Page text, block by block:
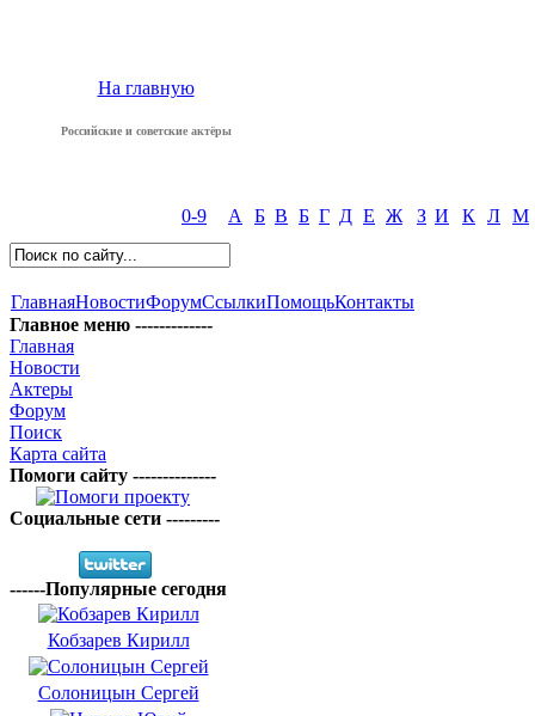
На главную
Российские и советские актёры
0-9 А Б В Б Г Д Е Ж З И К Л М
ГлавнаяНовостиФорумСсылкиПомощьКонтакты
Главное меню -------------
Главная
Новости
Актеры
Форум
Поиск
Карта сайта
Помоги сайту --------------
Социальные сети ---------
------Популярные сегодня
Кобзарев Кирилл
Солоницын Сергей